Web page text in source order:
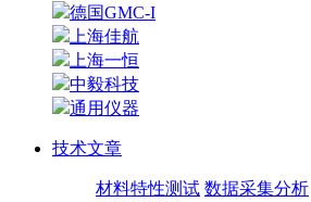
德国GMC-I
上海佳航
上海一恒
中毅科技
通用仪器
技术文章
材料特性测试 数据采集分析